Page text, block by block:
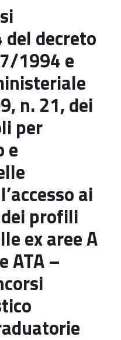
decreto
1994 e
n. 21, dei
per
e
ai
profili
ex aree A
ATA –